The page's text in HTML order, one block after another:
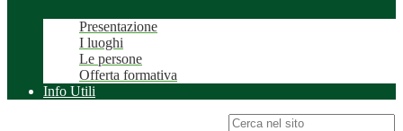
Presentazione
I luoghi
Le persone
Offerta formativa
Info Utili